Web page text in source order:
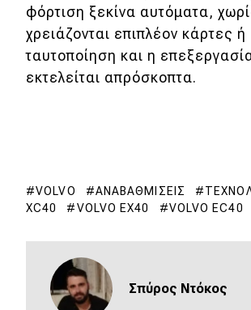
φόρτιση ξεκίνα αυτόματα,
χρειάζονται επιπλέον κάρτες ή
ταυτοποίηση και η
εκτελείται απρόσκοπτα.
VOLVO ΑΝΑΒΑΘΜΊΣΕΙΣ
XC40
VOLVO EX40 VOLVO EC40
Σπύρος Ντόκος